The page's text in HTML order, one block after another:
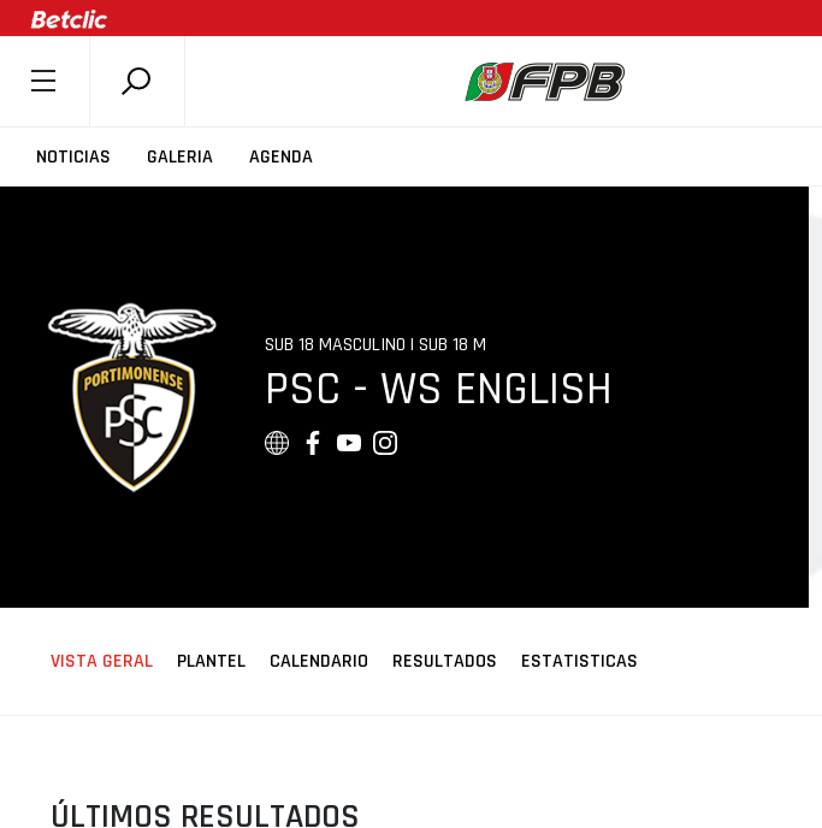
NOTICIAS GALERIA AGENDA
SOBRE A FPB
DOCUMENTOS
ASSOCIAÇÕES
CLUBES
AGENTES
AGENDA
SELEÇÕES
PROJETOS
SUB 18 MASCULINO | SUB 18 M
PSC - WS ENGLISH
VISTA GERAL PLANTEL CALENDARIO RESULTADOS ESTATISTICAS
ÚLTIMOS RESULTADOS